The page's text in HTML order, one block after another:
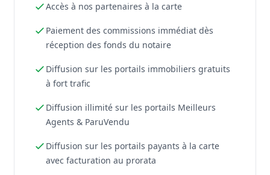
Accès à nos partenaires à la carte
Paiement des commissions immédiat dès
réception des fonds du notaire
Diffusion sur les portails immobiliers gratuits
à fort trafic
Diffusion illimité sur les portails Meilleurs
Agents & ParuVendu
Diffusion sur les portails payants à la carte
avec facturation au prorata